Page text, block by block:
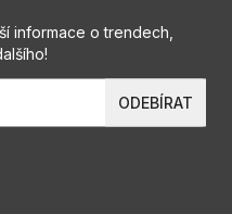
informace o trendech,
ODEBÍRAT